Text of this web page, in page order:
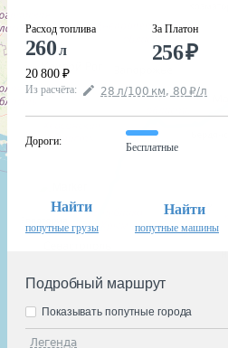
Расход топлива
260л
20 800 ₽
За Платон
256₽
Из расчёта: 28 л/100 км, 80 ₽/л
Дороги:
Бесплатные
Найти
попутные грузы
Найти
попутные машины
Подробный маршрут
Легенда
Показывать попутные города